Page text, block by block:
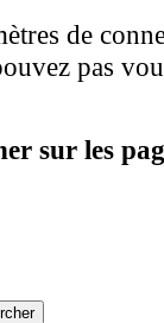
de
pas
sur les